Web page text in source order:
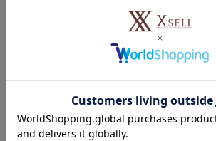
ジョンストンズ マフラー 無地 ソリッド カ…
購入者